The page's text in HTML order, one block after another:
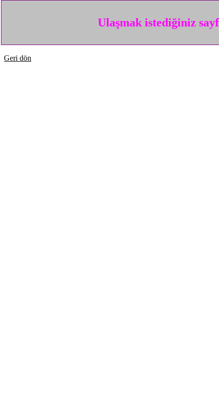
Ulaşmak istediğiniz
Geri dön